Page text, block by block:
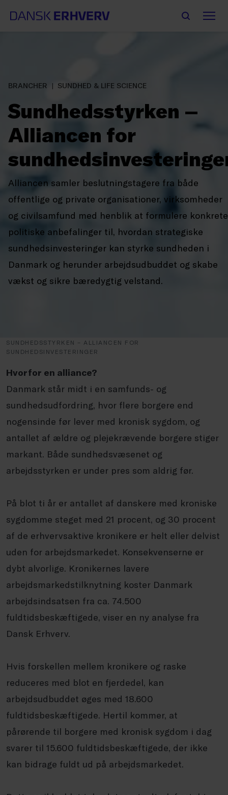
BRANCHER SUNDHED & LIFE SCIENCE
Sundhedsstyrken –
Alliancen for
Alliancen samler beslutningstagere fra både
offentlige og private organisationer, virksomheder
og civilsamfund med henblik at formulere konkrete
politiske anbefalinger til, hvordan strategiske
sundhedsinvesteringer kan styrke sundheden i
Danmark og herunder arbejdsudbuddet og skabe
vækst og sikre bæredygtig velstand.
SUNDHEDSSTYRKEN – ALLIANCEN FOR
SUNDHEDSINVESTERINGER
Hvorfor en alliance?
Danmark står midt i en samfunds- og
sundhedsudfordring, hvor flere borgere end
nogensinde før lever med kronisk sygdom, og
antallet af ældre og plejekrævende borgere stiger
markant. Både sundhedsvæsenet og
arbejdsstyrken er under pres som aldrig før.
På blot ti år er antallet af danskere med kroniske
sygdomme steget med 21 procent, og 30 procent
af de erhvervsaktive kronikere er helt eller delvist
uden for arbejdsmarkedet. Konsekvenserne er
dybt alvorlige. Kronikernes lavere
arbejdsmarkedstilknytning koster Danmark
arbejdsindsatsen fra ca. 74.500
fuldtidsbeskæftigede, viser en ny analyse fra
Dansk Erhverv.
Hvis forskellen mellem kronikere og raske
reduceres med blot en fjerdedel, kan
arbejdsudbuddet øges med 18.600
fuldtidsbeskæftigede. Hertil kommer, at
pårørende til borgere med kronisk sygdom i dag
svarer til 15.600 fuldtidsbeskæftigede, der ikke
kan bidrage fuldt ud på arbejdsmarkedet.